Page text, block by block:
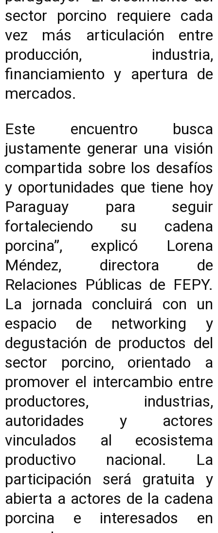
sector porcino requiere cada
vez más articulación entre
producción, industria,
financiamiento y apertura de
mercados.
Este encuentro busca
justamente generar una visión
compartida sobre los desafíos
y oportunidades que tiene hoy
Paraguay para seguir
fortaleciendo su cadena
porcina”, explicó Lorena
Méndez, directora de
Relaciones Públicas de FEPY.
La jornada concluirá con un
espacio de networking y
degustación de productos del
sector porcino, orientado a
promover el intercambio entre
productores, industrias,
autoridades y actores
vinculados al ecosistema
productivo nacional. La
participación será gratuita y
abierta a actores de la cadena
porcina e interesados en